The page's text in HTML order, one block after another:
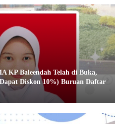
KP Baleendah Telah di Buka,
Diskon 10%) Buruan Daftar